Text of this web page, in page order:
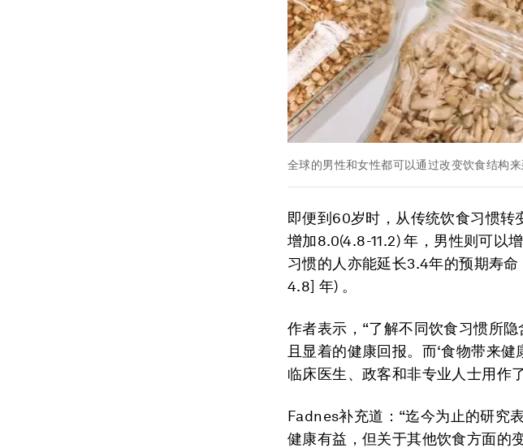
全球的男性和女性都可以通过改变饮食结构来
即便到60岁时，从传统饮食习惯转
增加8.0(4.8-11.2) 年，男性则可以
习惯的人亦能延长3.4年的预期寿
4.8] 年) 。
作者表示，“了解不同饮食习惯所
且显着的健康回报。而‘食物带来
临床医生、政客和非专业人士用作
Fadnes补充道：“迄今为止的研究
健康有益，但关于其他饮食方面的